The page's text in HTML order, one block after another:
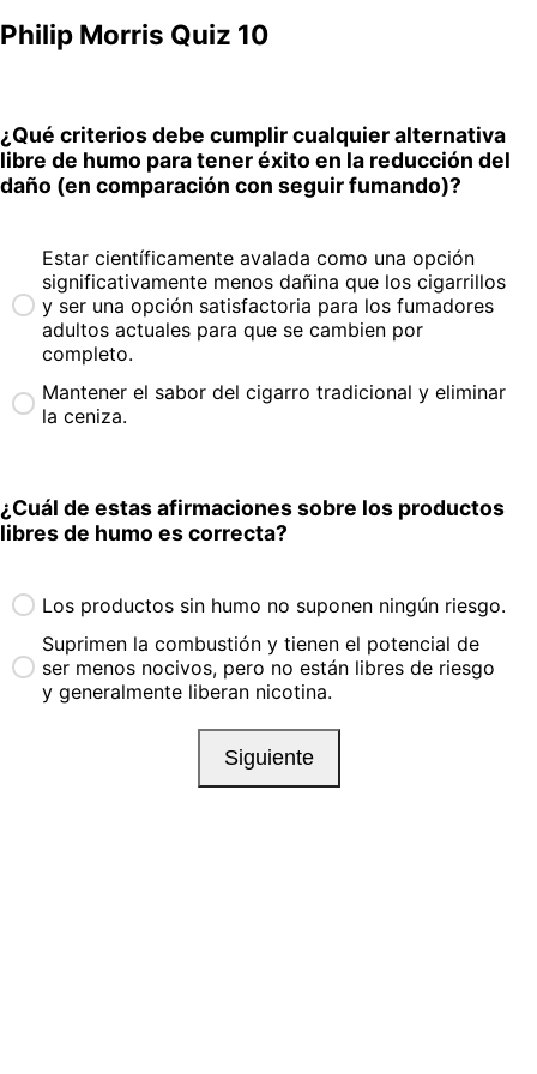
Philip Morris Quiz 10
¿Qué criterios debe cumplir cualquier alternativa
libre de humo para tener éxito en la reducción del
daño (en comparación con seguir fumando)?
Estar científicamente avalada como una opción
significativamente menos dañina que los cigarrillos
y ser una opción satisfactoria para los fumadores
adultos actuales para que se cambien por
completo.
Mantener el sabor del cigarro tradicional y eliminar
la ceniza.
¿Cuál de estas afirmaciones sobre los productos
libres de humo es correcta?
Los productos sin humo no suponen ningún riesgo.
Suprimen la combustión y tienen el potencial de
ser menos nocivos, pero no están libres de riesgo
y generalmente liberan nicotina.